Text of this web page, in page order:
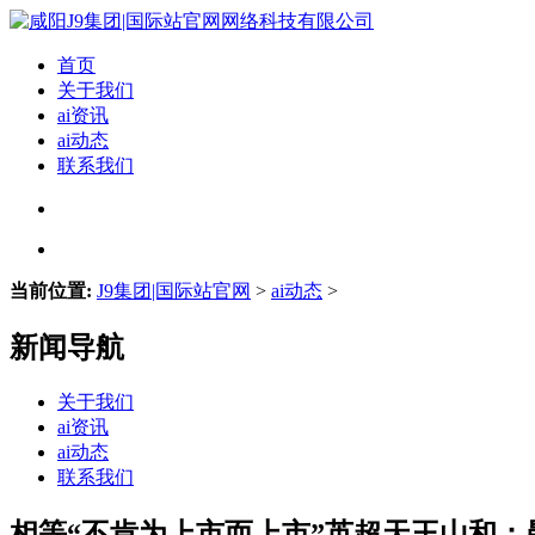
首页
关于我们
ai资讯
ai动态
联系我们
当前位置: J9集团|国际站官网 > ai动态 >
新闻导航
关于我们
ai资讯
ai动态
联系我们